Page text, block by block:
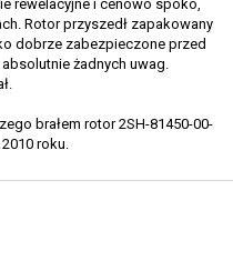
rewelacyjne i cenowo spoko,
Rotor przyszedł zapakowany
dobrze zabezpieczone przed
żadnych uwag.
brałem rotor 2SH-81450-00-
roku.